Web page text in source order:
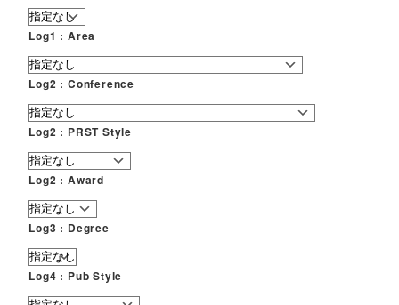
Log1 : Area
Log2 : Conference
Log2 : PRST Style
Log2 : Award
Log3 : Degree
Log4 : Pub Style